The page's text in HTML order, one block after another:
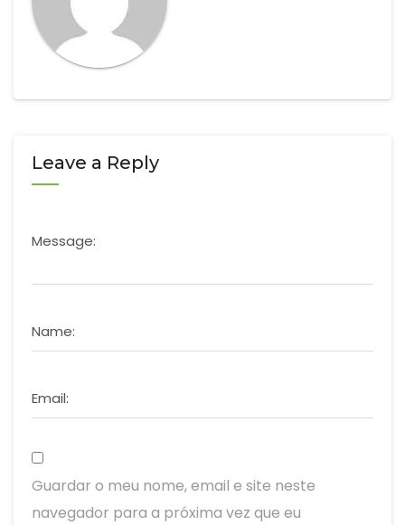
Leave a Reply
Message:
Name:
Email:
Guardar o meu nome, email e site neste
navegador para a próxima vez que eu